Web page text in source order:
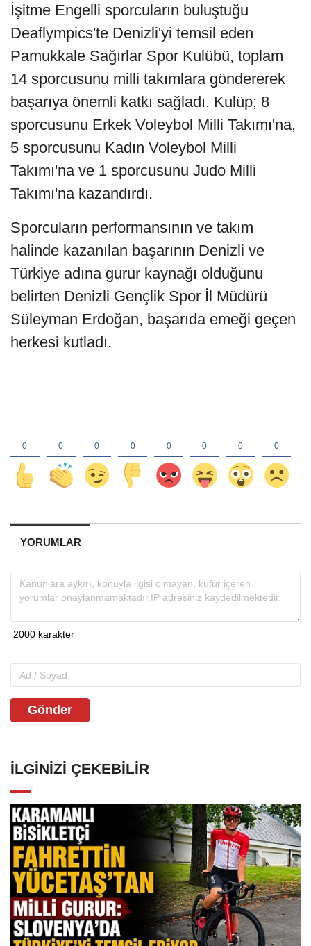
İşitme Engelli sporcuların buluştuğu
Deaflympics'te Denizli'yi temsil eden
Pamukkale Sağırlar Spor Kulübü, toplam
14 sporcusunu milli takımlara göndererek
başarıya önemli katkı sağladı. Kulüp; 8
sporcusunu Erkek Voleybol Milli Takımı'na,
5 sporcusunu Kadın Voleybol Milli
Takımı'na ve 1 sporcusunu Judo Milli
Takımı'na kazandırdı.
Sporcuların performansının ve takım
halinde kazanılan başarının Denizli ve
Türkiye adına gurur kaynağı olduğunu
belirten Denizli Gençlik Spor İl Müdürü
Süleyman Erdoğan, başarıda emeği geçen
herkesi kutladı.
YORUMLAR
Gönder
İLGINIZI ÇEKEBILIR